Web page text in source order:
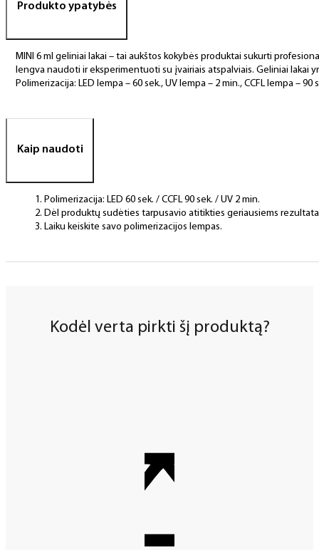
Produkto ypatybės
MINI 6 ml geliniai lakai – tai aukštos kokybės produktai sukurti
lengva naudoti ir eksperimentuoti su įvairiais atspalviais. Geliniai lakai
Polimerizacija: LED lempa – 60 sek., UV lempa – 2 min., CCFL lempa – 90
Kaip naudoti
Polimerizacija: LED 60 sek. / CCFL 90 sek. / UV 2 min.
Dėl produktų sudėties tarpusavio atitikties geriausiems
Laiku keiskite savo polimerizacijos lempas.
Kodėl verta pirkti šį produktą?